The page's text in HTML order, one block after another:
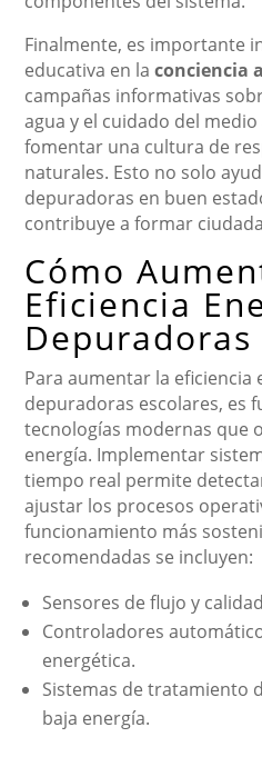
Finalmente, es importante
educativa en laconciencia
campañas informativas
agua y el cuidado del
fomentar una cultura de
naturales. Esto no solo
depuradoras en buen
contribuye a formar
Cómo
Eficiencia
Depuradoras
Para aumentar la eficiencia
depuradoras escolares, es
tecnologías modernas que
energía. Implementar
tiempo real permite
ajustar los procesos
funcionamiento más
recomendadas se incluyen:
Sensores de flujo y
Controladores
energética.
Sistemas de tratamiento
baja energía.